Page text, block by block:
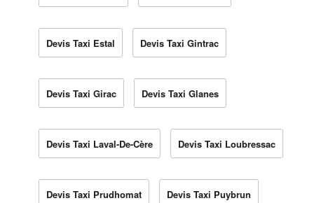
Devis Taxi Estal Devis Taxi Gintrac
Devis Taxi Girac Devis Taxi Glanes
Devis Taxi Laval-De-Cère Devis Taxi Loubressac
Devis Taxi Prudhomat Devis Taxi Puybrun